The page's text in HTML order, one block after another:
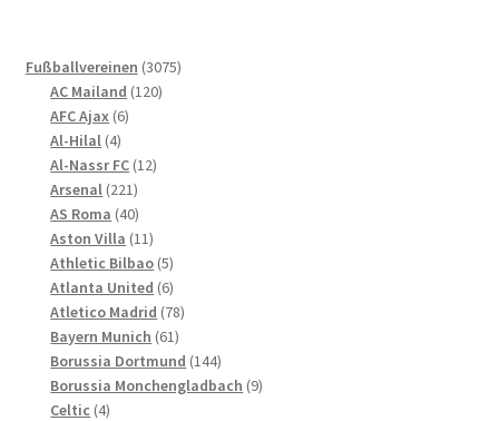
Fußballvereinen 30753075
AC Mailand 120120
AFC Ajax 66
Al-Hilal 44
Produkte
Al-Nassr FC 1212
Arsenal 221221
Produkte
AS Roma 4040
Produkte
Aston Villa 1111
Produkte
Athletic Bilbao 55
Produkte
Atlanta United 66
Produkte
Atletico Madrid 7878
Bayern Munich 6161
Produkte
Borussia Dortmund 144144
Produkte
Borussia Monchengladbach 99
Celtic 44